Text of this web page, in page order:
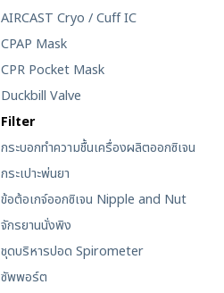
AIRCAST Cryo / Cuff IC
CPAP Mask
CPR Pocket Mask
Duckbill Valve
Filter
กระบอกทำความชื้นเครื่องผลิตออกซิเจน
กระเปาะพ่นยา
ข้อต้อเกจ์ออกซิเจน Nipple and Nut
จักรยานนั่งพิง
ชุดบริหารปอด Spirometer
ซัพพอร์ต